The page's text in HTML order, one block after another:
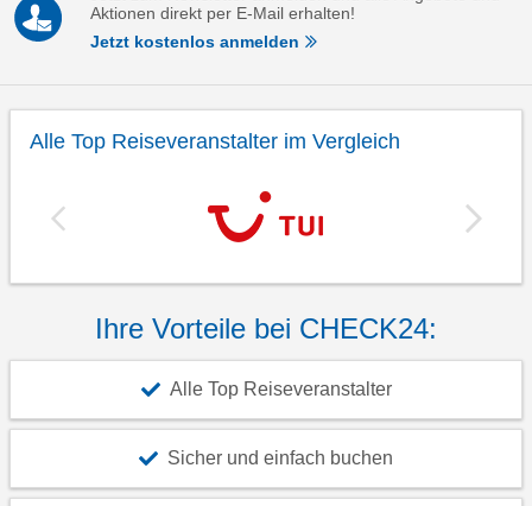
Aktionen direkt per E-Mail erhalten!
Jetzt kostenlos anmelden
Alle Top Reiseveranstalter im Vergleich
Ihre Vorteile bei CHECK24:
Alle Top Reiseveranstalter
Sicher und einfach buchen